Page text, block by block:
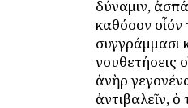
δύναμιν,
καθόσον οἷόν
συγγράμμασι
νουθετήσεις
ἀνὴρ
ἀντιβαλεῖν,